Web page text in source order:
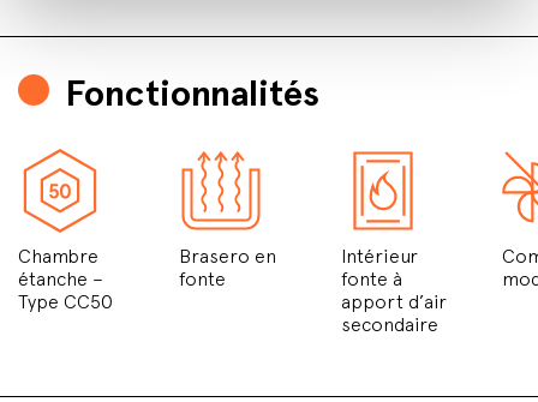
Fonctionnalités
Chambre
étanche –
Type CC50
Brasero en
fonte
Intérieur
fonte à
apport d’air
secondaire